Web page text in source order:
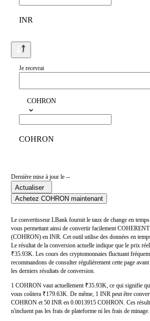
INR
Je recevrai
COHRON
COHRON
Dernière mise à jour le --
Actualiser
Achetez COHRON maintenant
Le convertisseur LBank fournit le taux de change en
vous permettant ainsi de convertir facilement
(COHRON) en INR. Cet outil utilise des données en
Le résultat de la conversion actuelle indique que le prix
₹35.93K. Les cours des cryptomonnaies fluctuant
recommandons de consulter régulièrement cette page
les derniers résultats de conversion.
1 COHRON vaut actuellement ₹35.93K, ce qui signifie
vous coûtera ₹179.63K. De même, 1 INR peut être
COHRON et 50 INR en 0.0013915 COHRON. Ces
n'incluent pas les frais de plateforme ni les frais de minage.